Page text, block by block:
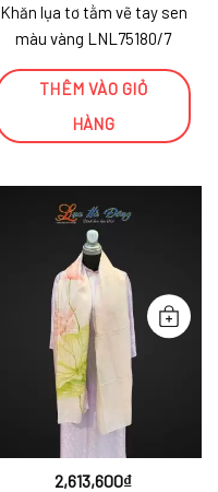
Khăn lụa tơ tằm vẽ tay sen
màu vàng LNL75180/7
THÊM VÀO GIỎ
HÀNG
2,613,600₫